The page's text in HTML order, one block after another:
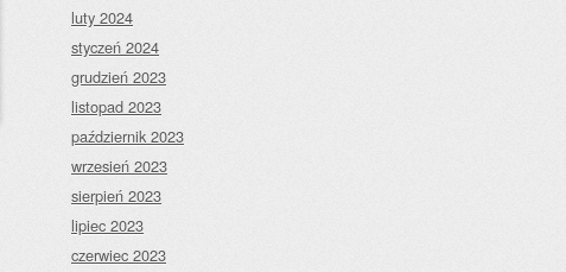
luty 2024
styczeń 2024
grudzień 2023
listopad 2023
październik 2023
wrzesień 2023
sierpień 2023
lipiec 2023
czerwiec 2023